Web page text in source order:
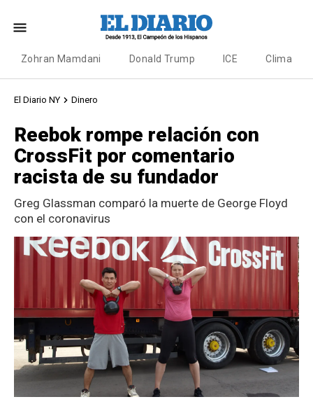
Zohran Mamdani Donald Trump ICE Clima
El Diario NY Dinero
Reebok rompe relación con
CrossFit por comentario
racista de su fundador
Greg Glassman comparó la muerte de George Floyd
con el coronavirus